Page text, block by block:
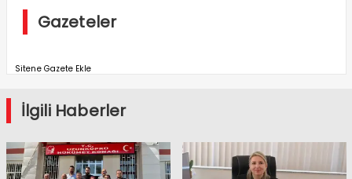
Gazeteler
Sitene Gazete Ekle
İlgili Haberler